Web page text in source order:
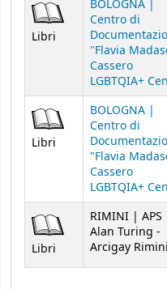
Libri
BOLOGNA |
Centro di
"Flavia
Cassero
LGBTQIA+
Libri
BOLOGNA |
Centro di
"Flavia
Cassero
LGBTQIA+
Libri
RIMINI | APS
Alan Turing -
Arcigay Rimini